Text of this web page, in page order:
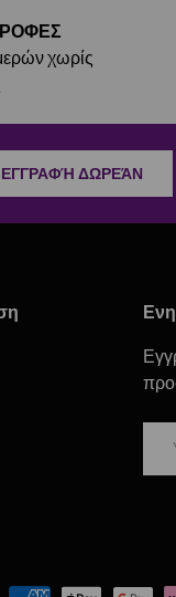
χωρίς
ΕΓΓΡΑΦΉ ΔΩΡΕΆΝ